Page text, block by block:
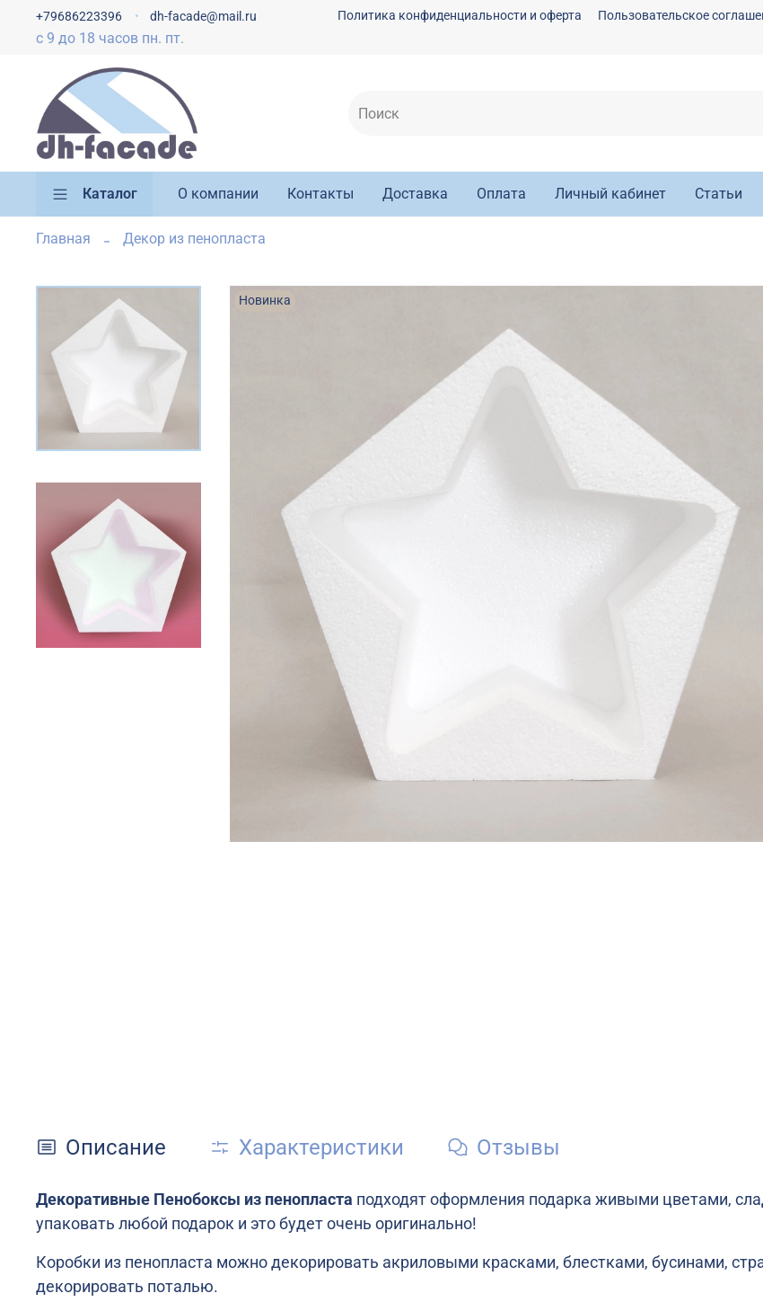
Политика конфиденциальности и оферта Пользовательское
с 9 до 18 часов пн. пт.
+79686223396 dh-facade@mail.ru
Каталог О компании Контакты Доставка Оплата Личный кабинет Статьи
Главная Декор из пенопласта
Новинка
Описание Характеристики Отзывы
Декоративные Пенобоксы из пенопласта подходят оформления подарка живыми цветами,
упаковать любой подарок и это будет очень оригинально!
Коробки из пенопласта можно декорировать акриловыми красками, блестками, бусинами,
декорировать поталью.